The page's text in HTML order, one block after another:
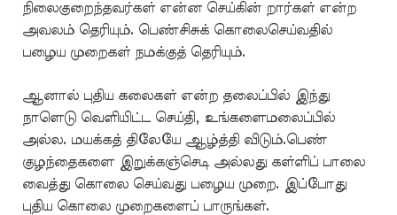
நிலைகுறைந்தவர்கள் என்ன செய்கின் றார்கள் என்ற
அவலம் தெரியும். பெண்சிசுக் கொலைசெய்வதில்
பழைய முறைகள் நமக்குத் தெரியும்.
ஆனால் புதிய கலைகள் என்ற தலைப்பில் இந்து
நாளெடு வெளியிட்ட செய்தி, உங்களைமலைப்பில்
அல்ல. மயக்கத் திலேயே ஆழ்த்தி விடும்.பெண்
குழந்தைகளை இறுக்கஞ்செடி அல்லது கள்ளிப் பாலை
வைத்து கொலை செய்வது பழைய முறை. இப்போது
புதிய கொலை முறைகளைப் பாருங்கள்.